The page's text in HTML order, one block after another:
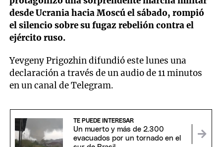
desde Ucrania hacia Moscú el sábado, rompió
el silencio sobre su fugaz rebelión contra el
ejército ruso.
Yevgeny Prigozhin difundió este lunes una
declaración a través de un audio de 11 minutos
en un canal de Telegram.
TE PUEDE INTERESAR
Un muerto y más de 2.300
evacuados por un tornado en el